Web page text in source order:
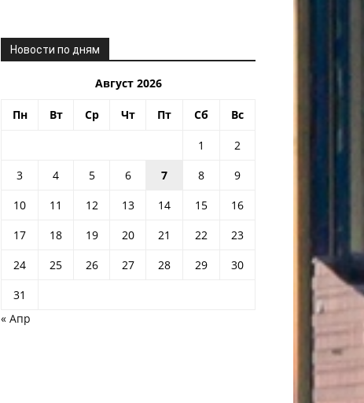
Новости по дням
Август 2026
Пн Вт Ср Чт Пт Сб Вс
1
2
3
4 5 6 7 8
9
10
11 12 13 14 15
16
17
18 19 20 21 22
23
24
25 26 27 28 29
30
31
« Апр